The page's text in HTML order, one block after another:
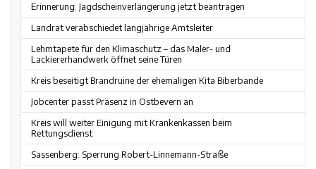
Erinnerung: Jagdscheinverlängerung jetzt beantragen
Landrat verabschiedet langjährige Amtsleiter
Lehmtapete für den Klimaschutz – das Maler- und
Lackiererhandwerk öffnet seine Türen
Kreis beseitigt Brandruine der ehemaligen Kita Biberbande
Jobcenter passt Präsenz in Ostbevern an
Kreis will weiter Einigung mit Krankenkassen beim
Rettungsdienst
Sassenberg: Sperrung Robert-Linnemann-Straße